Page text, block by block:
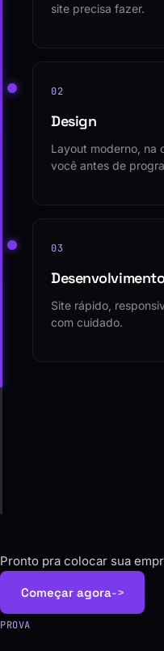
site precisa fazer.
02
Design
Layout moderno, na
você antes de
03
Site rápido,
com cuidado.
Pronto pra colocar sua
Começar agora->
PROVA